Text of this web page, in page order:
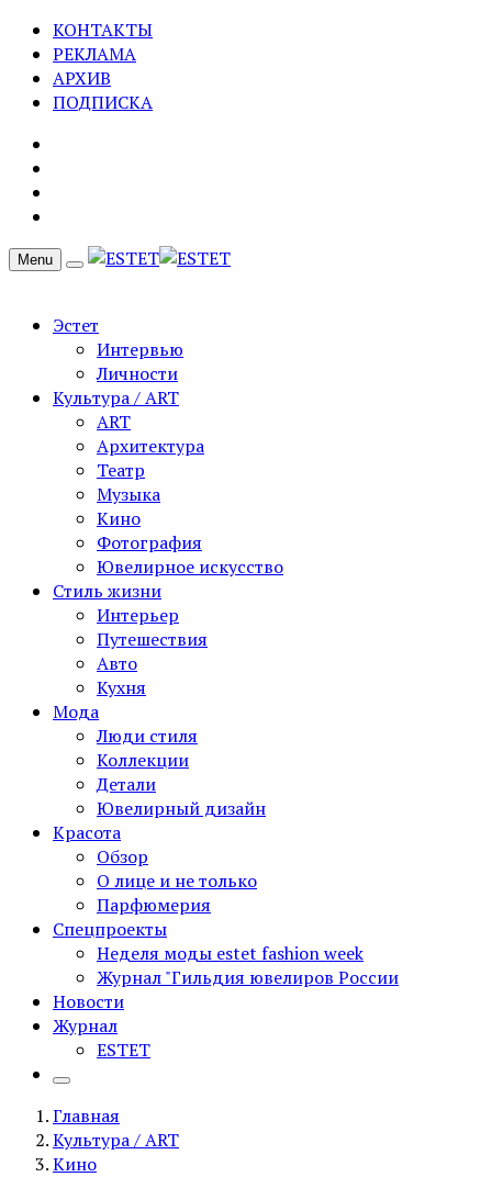
КОНТАКТЫ
РЕКЛАМА
АРХИВ
ПОДПИСКА
Menu
Эстет
Интервью
Личности
Культура / ART
ART
Архитектура
Театр
Музыка
Кино
Фотография
Ювелирное искусство
Стиль жизни
Интерьер
Путешествия
Авто
Кухня
Мода
Люди стиля
Коллекции
Детали
Ювелирный дизайн
Красота
Обзор
О лице и не только
Парфюмерия
Спецпроекты
Неделя моды estet fashion week
Журнал "Гильдия ювелиров России
Новости
Журнал
ESTET
Главная
Культура / ART
Кино